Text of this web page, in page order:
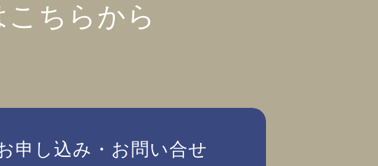
ちらから
申し込み・お問い合せ